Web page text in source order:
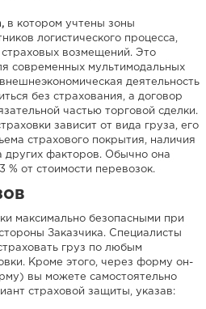
в котором учтены зоны
логистического процесса,
возмещений. Это
современных мультимодальных
деятельность
без страхования, а договор
частью торговой сделки.
зависит от вида груза, его
страхового покрытия, наличия
других факторов. Обычно она
% от стоимости перевозок.
максимально безопасными при
Заказчика. Специалисты
груз по любым
Кроме этого, через форму он-
вы можете самостоятельно
страховой защиты, указав: